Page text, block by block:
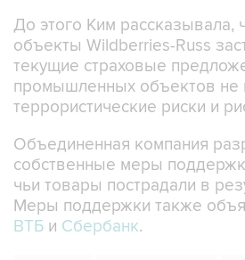
До этого Ким рассказывала,
объекты Wildberries-Russ
текущие страховые
промышленных объектов не
террористические риски и
Объединенная компания
собственные меры
чьи товары пострадали в
Меры поддержки также
ВТБ и Сбербанк.